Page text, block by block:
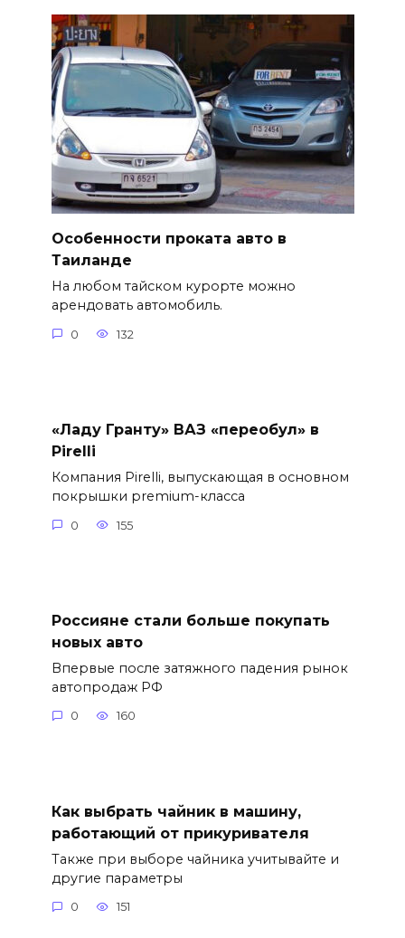
Особенности проката авто в
Таиланде
На любом тайском курорте можно
арендовать автомобиль.
0 132
«Ладу Гранту» ВАЗ «переобул» в
Pirelli
Компания Pirelli, выпускающая в основном
покрышки premium-класса
0 155
Россияне стали больше покупать
новых авто
Впервые после затяжного падения рынок
автопродаж РФ
0 160
Как выбрать чайник в машину,
работающий от прикуривателя
Также при выборе чайника учитывайте и
другие параметры
0 151